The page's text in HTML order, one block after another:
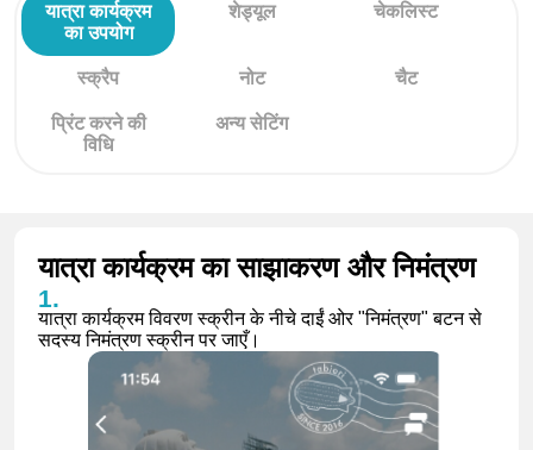
यात्रा कार्यक्रम
का उपयोग
शेड्यूल चेकलिस्ट
स्क्रैप नोट चैट
प्रिंट करने की
विधि
अन्य सेटिंग
यात्रा कार्यक्रम का साझाकरण और निमंत्रण
यात्रा कार्यक्रम विवरण स्क्रीन के नीचे दाईं ओर "निमंत्रण" बटन से
सदस्य निमंत्रण स्क्रीन पर जाएँ।